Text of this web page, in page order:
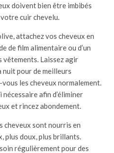
doivent bien être imbibés
votre cuir chevelu.
attachez vos cheveux en
de film alimentaire ou d’un
vêtements. Laissez agir
pour de meilleurs
les cheveux normalement.
afin d’éliminer
et rincez abondement.
cheveux sont nourris en
plus doux, plus brillants.
régulièrement pour des